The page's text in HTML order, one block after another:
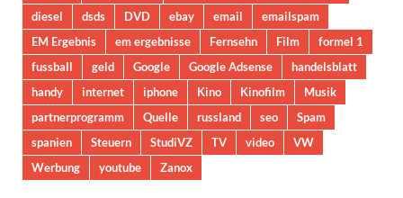
diesel
dsds DVD ebay email
emailspam
EM Ergebnis
em ergebnisse Fernsehn Film
formel 1
fussball
geld Google Google Adsense
handelsblatt
handy
internet iphone Kino Kinofilm
Musik
partnerprogramm
Quelle russland seo
Spam
spanien
Steuern StudiVZ TV video
VW
Werbung
youtube Zanox